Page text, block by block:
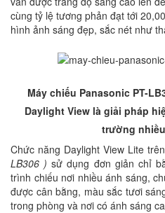
cùng tỷ lệ tương phản đạt tới
hình ảnh sáng đẹp, sắc nét như
Máy chiếu Panasonic PT-
Daylight View là giải pháp
trường
Chức năng Daylight View Lite
LB306 ) sử dụng đơn giản chỉ
trình chiếu nơi nhiều ánh sáng,
được cân bằng, màu sắc tươi
trong phòng và nơi có ánh sáng